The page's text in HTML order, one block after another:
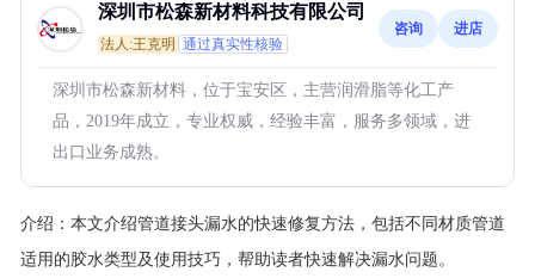
深圳市松森新材料科技有限公司
法人:王克明 通过真实性核验
咨询 进店
深圳市松森新材料，位于宝安区，主营润滑脂等化工产
品，2019年成立，专业权威，经验丰富，服务多领域，进
出口业务成熟。
介绍： 本文介绍管道接头漏水的快速修复方法，包括不同材质管道
适用的胶水类型及使用技巧，帮助读者快速解决漏水问题。